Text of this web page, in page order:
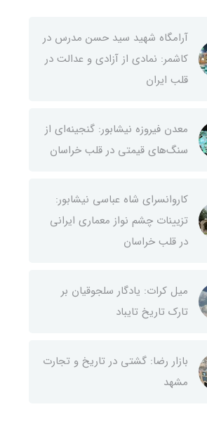
آرامگاه شهید سید حسن مدرس در
کاشمر: نمادی از آزادی و عدالت در
قلب ایران
معدن فیروزه نیشابور: گنجینه‌ای از
سنگ‌های قیمتی در قلب خراسان
کاروانسرای شاه عباسی نیشابور:
تزیینات چشم نواز معماری ایرانی
در قلب خراسان
میل کرات: یادگار سلجوقیان بر
تارک تاریخ تایباد
بازار رضا: گشتی در تاریخ و تجارت
مشهد